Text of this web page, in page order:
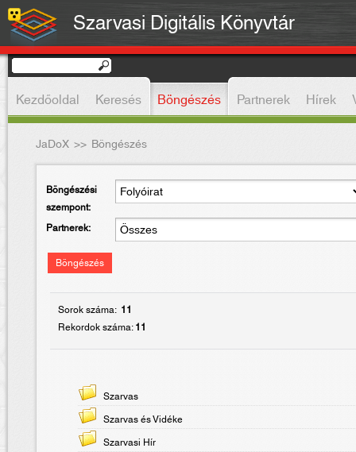
Szarvasi Digitális Könyvtár
Kezdőoldal Keresés Böngészés Partnerek Hírek
JaDoX>> Böngészés
Böngészési
szempont:
Partnerek:
Böngészés
Sorok száma: 11
Rekordok száma:11
Szarvas
Szarvas és Vidéke
Szarvasi Hír